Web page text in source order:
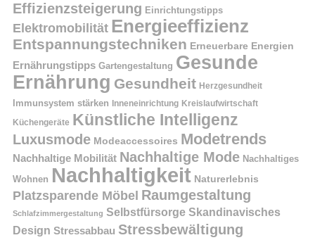
Effizienzsteigerung Einrichtungstipps
Elektromobilität Energieeffizienz
Entspannungstechniken Erneuerbare Energien
Ernährungstipps Gartengestaltung Gesunde
Ernährung Gesundheit Herzgesundheit
Immunsystem stärken Inneneinrichtung Kreislaufwirtschaft
Küchengeräte Künstliche Intelligenz
Luxusmode Modeaccessoires Modetrends
Nachhaltige Mobilität Nachhaltige Mode Nachhaltiges
Wohnen Nachhaltigkeit Naturerlebnis
Platzsparende Möbel Raumgestaltung
Schlafzimmergestaltung Selbstfürsorge Skandinavisches
Design Stressabbau Stressbewältigung